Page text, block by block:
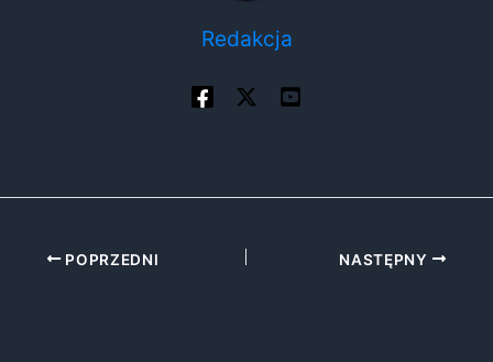
Redakcja
POPRZEDNI NASTĘPNY